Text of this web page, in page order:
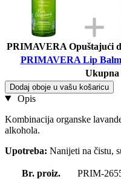
PRIMAVERA Opuštajući
PRIMAVERA Lip
Ukupna
Dodaj oboje u vašu košaricu
Opis
Kombinacija organske
alkohola.
Upotreba: Nanijeti na čistu,
Br. proiz.
PRIM-